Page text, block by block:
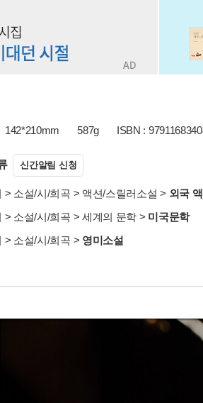
142*210mm 587g ISBN :
신간알림 신청
> 소설/시/희곡 > 액션/스릴러소설 > 외국
> 소설/시/희곡 > 세계의 문학 > 미국문학
> 소설/시/희곡 > 영미소설